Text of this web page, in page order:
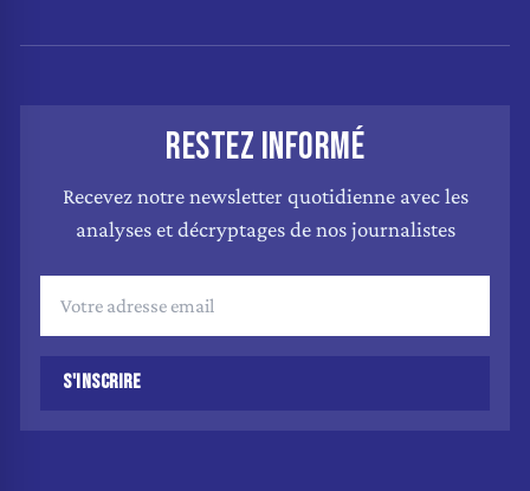
RESTEZ INFORMÉ
Recevez notre newsletter quotidienne avec les
analyses et décryptages de nos journalistes
S'INSCRIRE